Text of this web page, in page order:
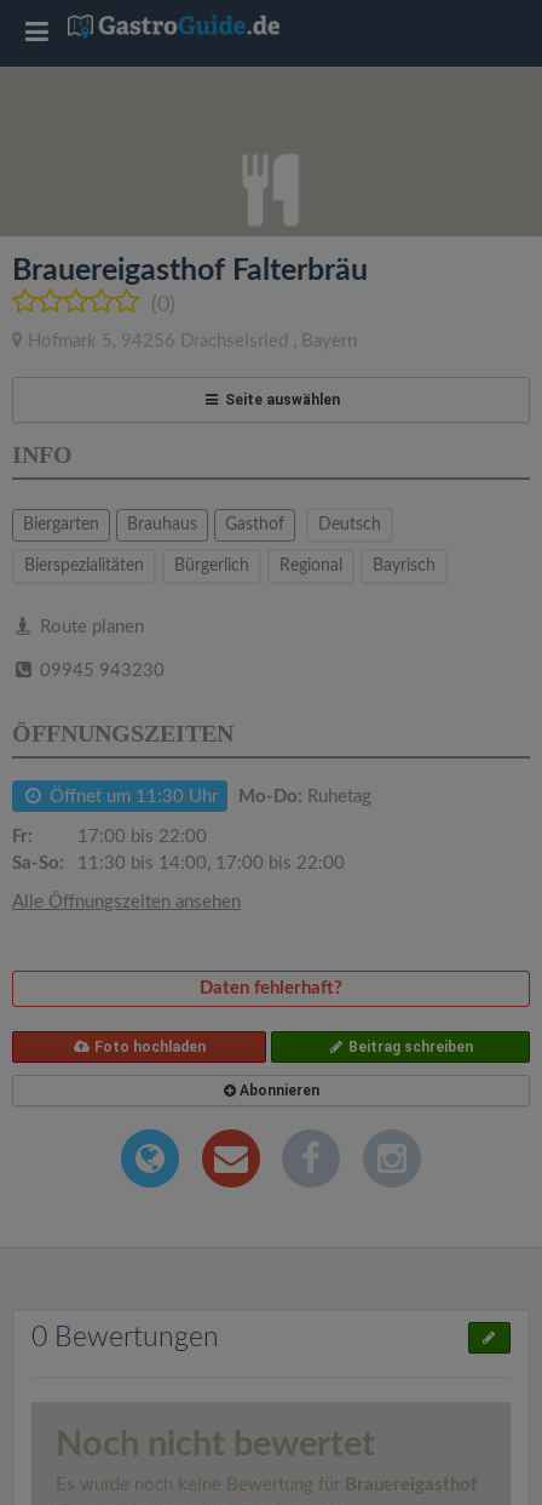
Brauereigasthof Falterbräu
(0)
Hofmark 5 , 94256 Drachselsried , Bayern
Seite auswählen
INFO
Biergarten Brauhaus Gasthof Deutsch
Bierspezialitäten Bürgerlich Regional Bayrisch
Route planen
09945 943230
ÖFFNUNGSZEITEN
Öffnet um 11:30 Uhr Mo-Do: Ruhetag
Fr:
17:00 bis 22:00
Sa-So:
11:30 bis 14:00, 17:00 bis 22:00
Alle Öffnungszeiten ansehen
Daten fehlerhaft?
Foto hochladen Beitrag schreiben
Abonnieren
0 Bewertungen
Noch nicht bewertet
Es wurde noch keine Bewertung für Brauereigasthof
T
l
e
a
v
g
a
t
i